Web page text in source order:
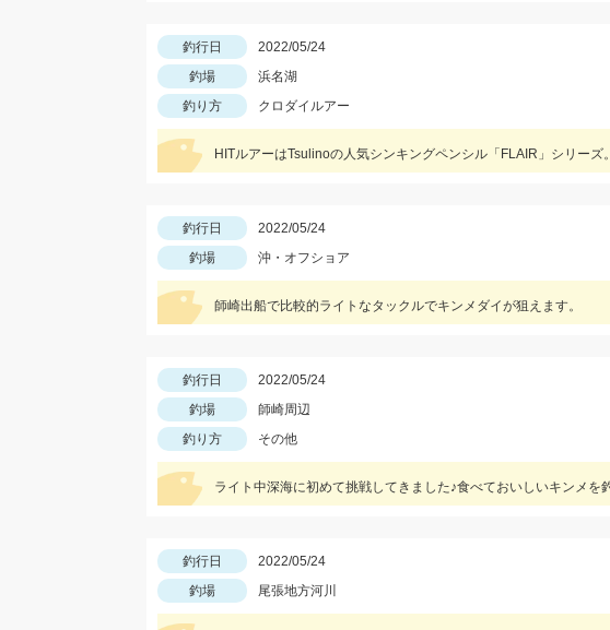
釣行日 2022/05/24
釣場
浜名湖
釣り方
クロダイルアー
HITルアーはTsulinoの人気シンキングペンシル「FLAIR」シリーズ。
釣行日 2022/05/24
釣場
沖・オフショア
師崎出船で比較的ライトなタックルでキンメダイが狙えます。
釣行日 2022/05/24
釣場
師崎周辺
釣り方
その他
釣行日 2022/05/24
釣場
尾張地方河川